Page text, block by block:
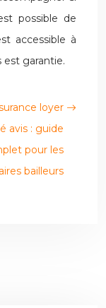
possible de
accessible à
est garantie.
loyer
avis : guide
pour les
bailleurs